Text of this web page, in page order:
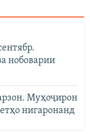
нобоварии
Муҳоҷирон
нигаронанд